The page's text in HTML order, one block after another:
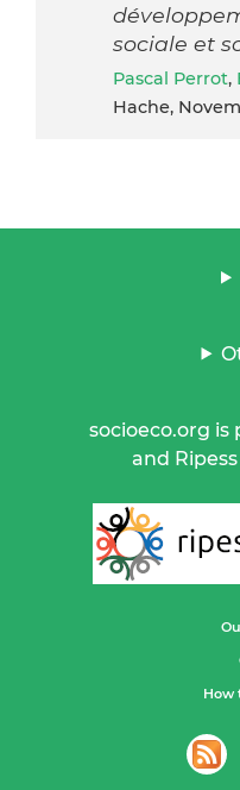
sociale et
Pascal Perrot,
Hache,
socioeco.org is
and
How